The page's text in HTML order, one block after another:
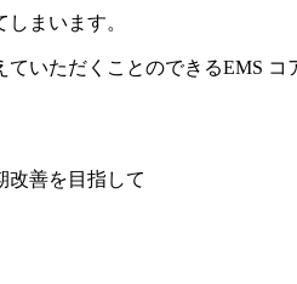
まいます。
いただくことのできるEMS コ
改善を目指して